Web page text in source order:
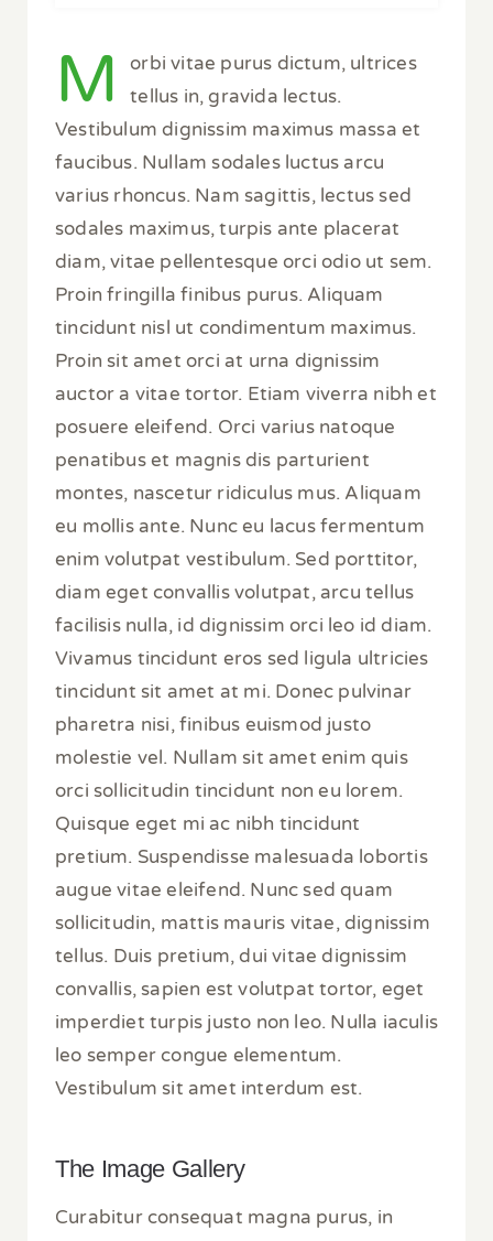
M
orbi vitae purus dictum, ultrices
tellus in, gravida lectus.
Vestibulum dignissim maximus massa et
faucibus. Nullam sodales luctus arcu
varius rhoncus. Nam sagittis, lectus sed
sodales maximus, turpis ante placerat
diam, vitae pellentesque orci odio ut sem.
Proin fringilla finibus purus. Aliquam
tincidunt nisl ut condimentum maximus.
Proin sit amet orci at urna dignissim
auctor a vitae tortor. Etiam viverra nibh et
posuere eleifend. Orci varius natoque
penatibus et magnis dis parturient
montes, nascetur ridiculus mus. Aliquam
eu mollis ante. Nunc eu lacus fermentum
enim volutpat vestibulum. Sed porttitor,
diam eget convallis volutpat, arcu tellus
facilisis nulla, id dignissim orci leo id diam.
Vivamus tincidunt eros sed ligula ultricies
tincidunt sit amet at mi. Donec pulvinar
pharetra nisi, finibus euismod justo
molestie vel. Nullam sit amet enim quis
orci sollicitudin tincidunt non eu lorem.
Quisque eget mi ac nibh tincidunt
pretium. Suspendisse malesuada lobortis
augue vitae eleifend. Nunc sed quam
sollicitudin, mattis mauris vitae, dignissim
tellus. Duis pretium, dui vitae dignissim
convallis, sapien est volutpat tortor, eget
imperdiet turpis justo non leo. Nulla iaculis
leo semper congue elementum.
Vestibulum sit amet interdum est.
The Image Gallery
Curabitur consequat magna purus, in